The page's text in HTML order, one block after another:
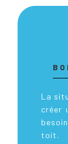
La
créer
toit.